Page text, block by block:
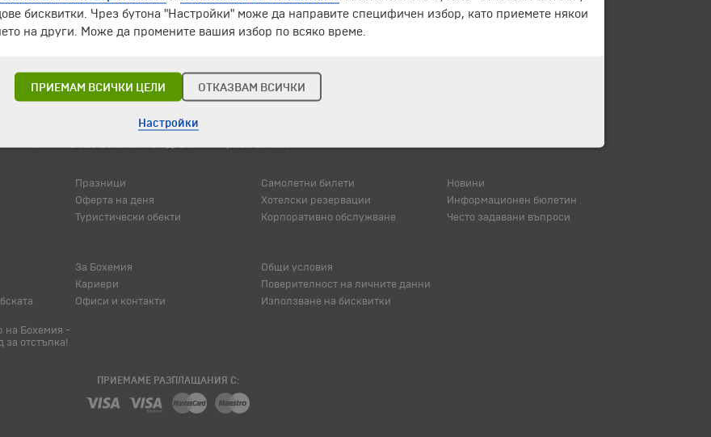
© 1994-2026 Бохемия ООД.Всички права запазени.
Празници
Оферта на деня
Туристически обекти
Самолетни билети
Хотелски резервации
Корпоративно обслужване
Новини
Информационен бюлетин
Често задавани въпроси
на Бохемия -
за отстъпка!
За Бохемия
Кариери
Офиси и контакти
Общи условия
Поверителност на личните данни
Използване на бисквитки
ПРИЕМАМЕ РАЗПЛАЩАНИЯ С:
бисквитки. Чрез бутона "Настройки" може да направите специфичен избор, като приемете някои
на други. Може да промените вашия избор по всяко време.
ПРИЕМАМ ВСИЧКИ ЦЕЛИ ОТКАЗВАМ ВСИЧКИ
Настройки